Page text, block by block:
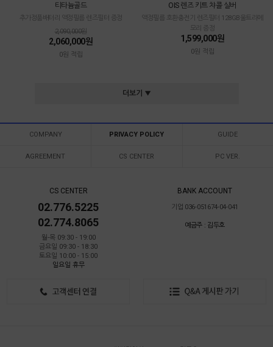
티타늄골드
추가정품배터리 액정필름 렌즈필터 증정
2,090,000원
2,060,000원
0원 적립
OIS 렌즈 키트 챠콜 실버
액정필름 호환충전기 렌즈필터 128GB울트라메
모리 증정
1,599,000원
0원 적립
더보기 ▼
COMPANY PRIVACY POLICY GUIDE
AGREEMENT CS CENTER PC VER.
CS CENTER
02.776.5225
02.774.8065
월-목 09:30 - 19:00
금요일 09:30 - 18:30
토요일 10:00 - 15:00
일요일 휴무
BANK ACCOUNT
기업 036-051674-04-041
예금주 : 김두호